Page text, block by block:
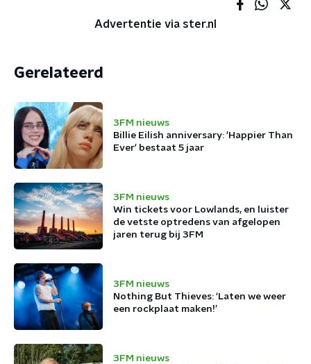
Advertentie via ster.nl
Gerelateerd
3FM nieuws
Billie Eilish anniversary: 'Happier Than
Ever' bestaat 5 jaar
3FM nieuws
Win tickets voor Lowlands, en luister
de vetste optredens van afgelopen
jaren terug bij 3FM
3FM nieuws
Nothing But Thieves: ‘Laten we weer
een rockplaat maken!’
3FM nieuws